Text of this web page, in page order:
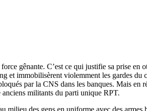
gênante. C’est ce qui justifie sa prise en
et immobilisèrent violemment les gardes du
par la CNS dans les banques. Mais en
anciens militants du parti unique RPT.